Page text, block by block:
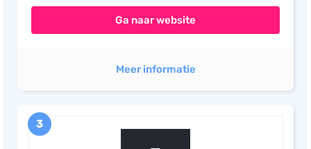
Ga naar website
Meer informatie
3